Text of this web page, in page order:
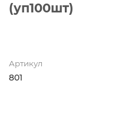
(уп100шт)
Артикул
801